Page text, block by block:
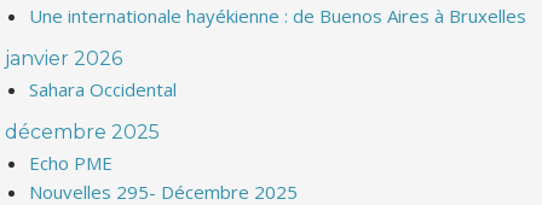
Une internationale hayékienne : de Buenos Aires à Bruxelles
janvier 2026
Sahara Occidental
décembre 2025
Echo PME
Nouvelles 295- Décembre 2025